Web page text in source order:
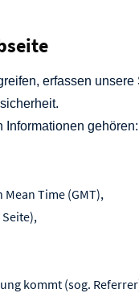
erfassen
Informationen gehören:
Time (GMT),
kommt (sog.